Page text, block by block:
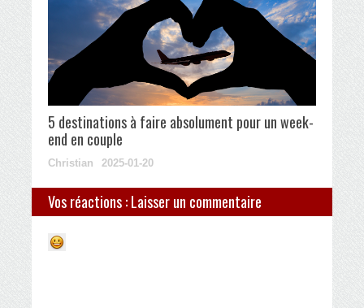
5 destinations à faire absolument pour un week-
end en couple
Christian 2025-01-20
Vos réactions : Laisser un commentaire